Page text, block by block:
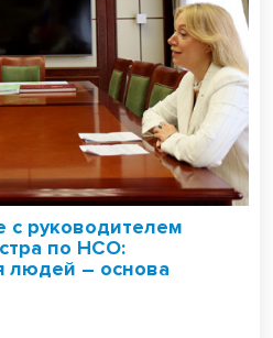
с руководителем
по НСО:
людей – основа